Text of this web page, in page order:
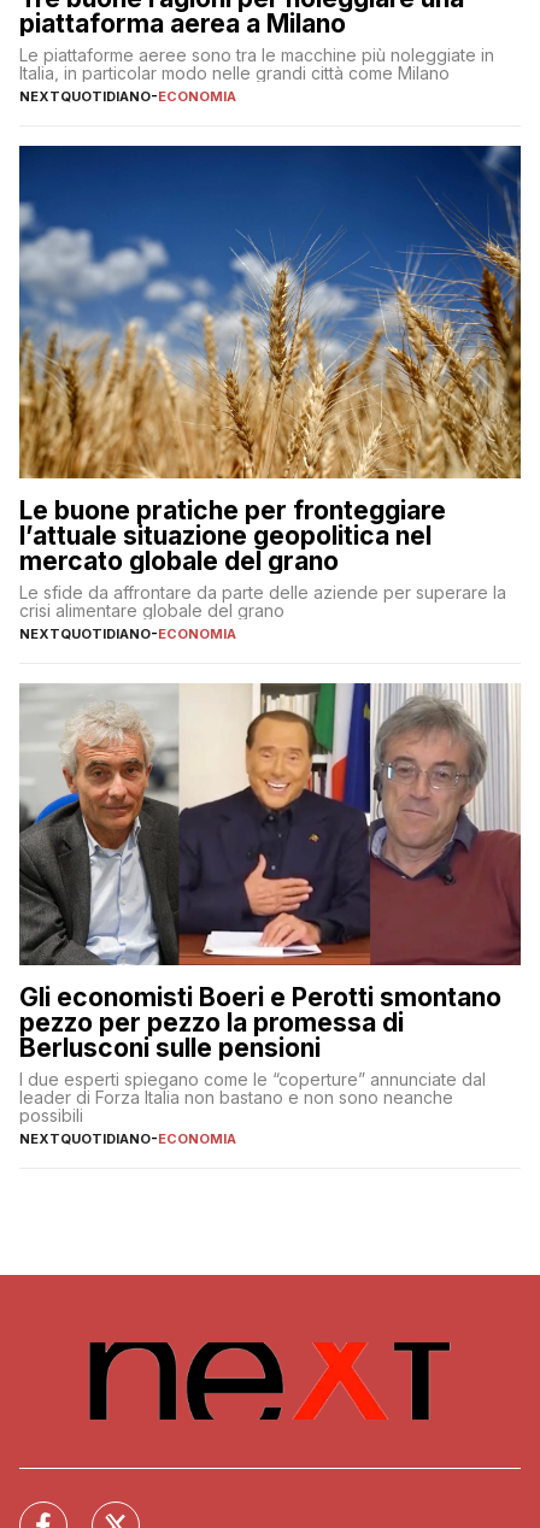
piattaforma aerea a Milano
Le piattaforme aeree sono tra le macchine più noleggiate in
Italia, in particolar modo nelle grandi città come Milano
NEXTQUOTIDIANO-ECONOMIA
Le buone pratiche per fronteggiare
l’attuale situazione geopolitica nel
mercato globale del grano
Le sfide da affrontare da parte delle aziende per superare la
crisi alimentare globale del grano
NEXTQUOTIDIANO-ECONOMIA
Gli economisti Boeri e Perotti smontano
pezzo per pezzo la promessa di
Berlusconi sulle pensioni
I due esperti spiegano come le “coperture” annunciate dal
leader di Forza Italia non bastano e non sono neanche
possibili
NEXTQUOTIDIANO-ECONOMIA